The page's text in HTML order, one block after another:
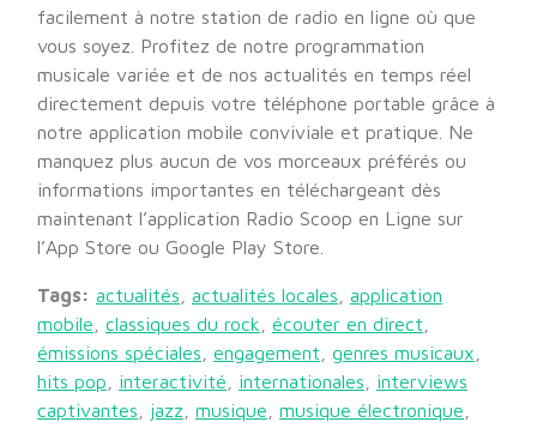
facilement à notre station de radio en ligne où que
vous soyez. Profitez de notre programmation
musicale variée et de nos actualités en temps réel
directement depuis votre téléphone portable grâce à
notre application mobile conviviale et pratique. Ne
manquez plus aucun de vos morceaux préférés ou
informations importantes en téléchargeant dès
maintenant l’application Radio Scoop en Ligne sur
l’App Store ou Google Play Store.
Tags: actualités actualités locales
application
mobile
classiques du rock écouter en direct
émissions spéciales
engagement genres musicaux
hits pop
interactivité internationales
interviews
captivantes
jazz musique musique électronique